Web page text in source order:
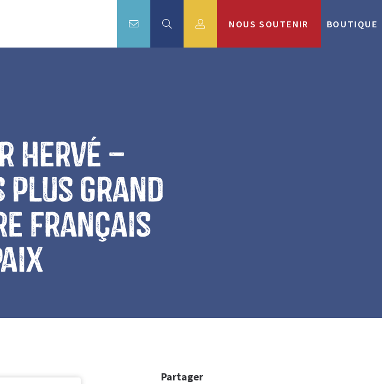
NOUS SOUTENIR BOUTIQUE
Hervé –
plus grand
français
Partager